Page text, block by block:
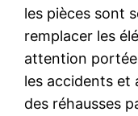
les pièces sont
remplacer les
attention
les accidents et
des réhausses